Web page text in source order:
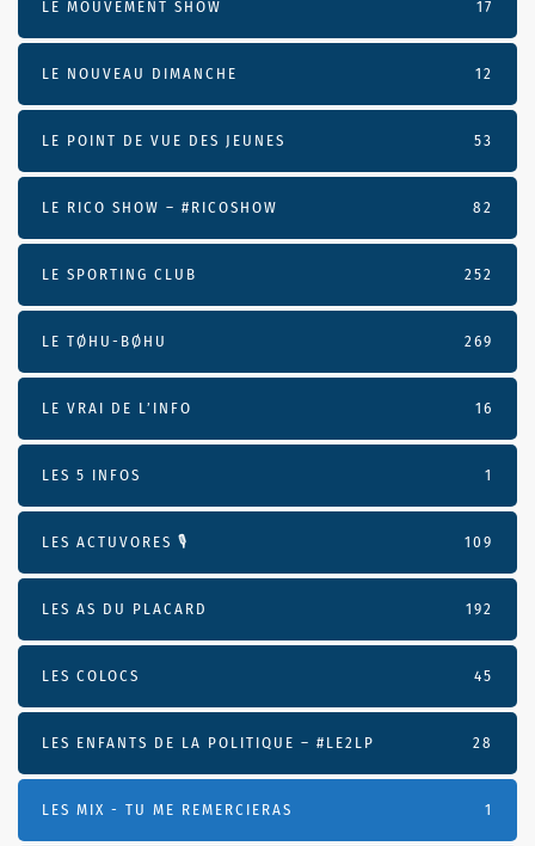
LE MOUVEMENT SHOW 17
LE NOUVEAU DIMANCHE 12
LE POINT DE VUE DES JEUNES 53
LE RICO SHOW – #RICOSHOW 82
LE SPORTING CLUB 252
LE TØHU-BØHU 269
LE VRAI DE L’INFO 16
LES 5 INFOS 1
LES ACTUVORES 🎙 109
LES AS DU PLACARD 192
LES COLOCS 45
LES ENFANTS DE LA POLITIQUE – #LE2LP 28
LES MIX - TU ME REMERCIERAS 1